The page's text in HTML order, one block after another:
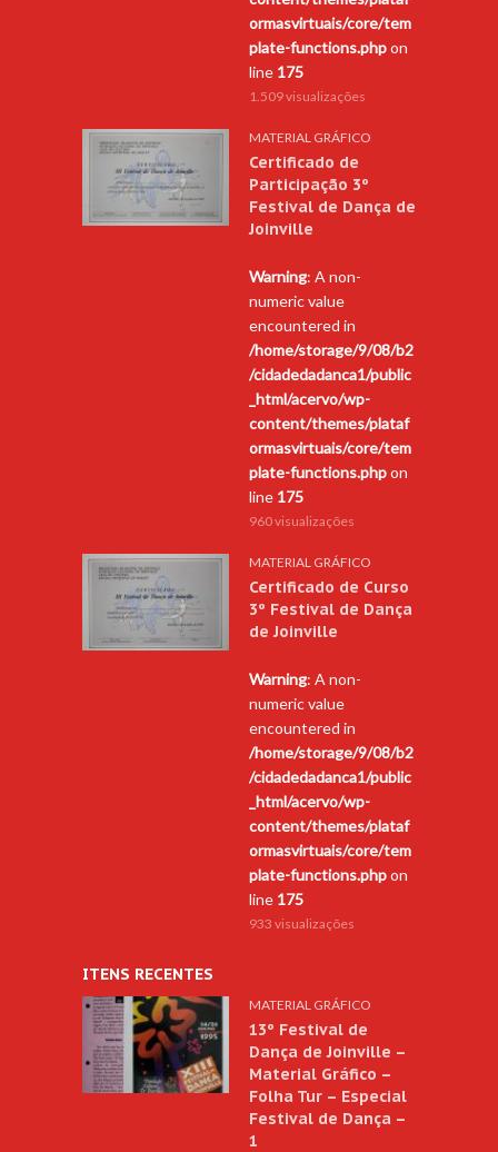
ormasvirtuais/core/tem
plate-functions.phpon
line 175
1.509 visualizações
MATERIAL GRÁFICO
Certificado de
Participação 3º
Festival de Dança de
Joinville
Warning: A non-
numeric value
encountered in
/home/storage/9/08/b2
/cidadedadanca1/public
_html/acervo/wp-
content/themes/plataf
ormasvirtuais/core/tem
plate-functions.phpon
line 175
960 visualizações
MATERIAL GRÁFICO
Certificado de Curso
3º Festival de Dança
de Joinville
Warning: A non-
numeric value
encountered in
/home/storage/9/08/b2
/cidadedadanca1/public
_html/acervo/wp-
content/themes/plataf
ormasvirtuais/core/tem
plate-functions.phpon
line 175
933 visualizações
ITENS RECENTES
MATERIAL GRÁFICO
13º Festival de
Dança de Joinville –
Material Gráfico –
Folha Tur – Especial
Festival de Dança –
1